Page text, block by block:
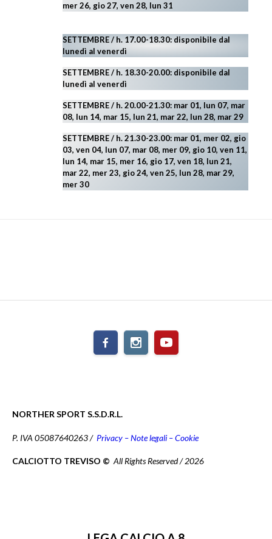
mer 26, gio 27, ven 28, lun 31
SETTEMBRE / h. 17.00-18.30: disponibile dal
lunedì al venerdì
SETTEMBRE / h. 18.30-20.00: disponibile dal
lunedì al venerdì
SETTEMBRE / h. 20.00-21.30: mar 01, lun 07, mar
08, lun 14, mar 15, lun 21, mar 22, lun 28, mar 29
SETTEMBRE / h. 21.30-23.00: mar 01, mer 02, gio
03, ven 04, lun 07, mar 08, mer 09, gio 10, ven 11,
lun 14, mar 15, mer 16, gio 17, ven 18, lun 21,
mar 22, mer 23, gio 24, ven 25, lun 28, mar 29,
mer 30
NORTHER SPORT S.S.D.R.L.
P. IVA 05087640263 / Privacy – Note legali – Cookie
CALCIOTTO TREVISO © All Rights Reserved / 2026